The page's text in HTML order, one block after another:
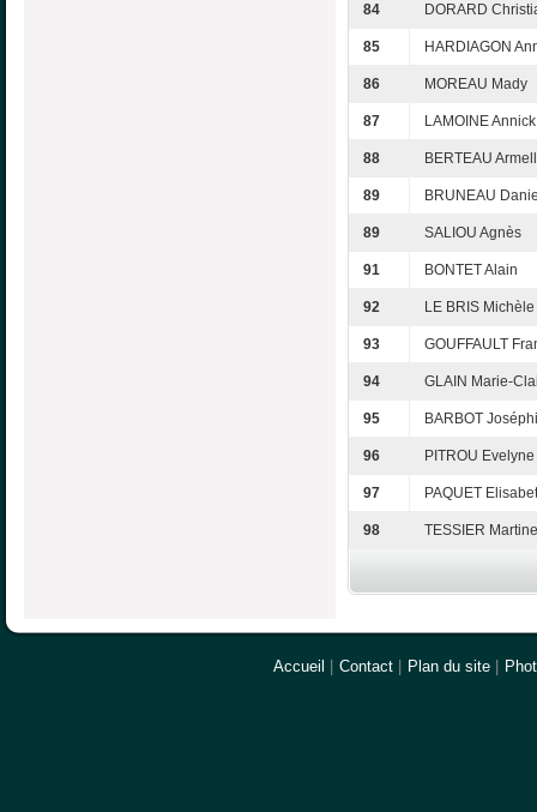
84 DORARD
85 HARDIAGON
86 MOREAU Mady
87 LAMOINE Annick
88 BERTEAU
89 BRUNEAU
89 SALIOU Agnès
91 BONTET Alain
92 LE BRIS Michèle
93 GOUFFAULT
94 GLAIN Marie-
95 BARBOT
96 PITROU Evelyne
97 PAQUET
98 TESSIER Martine
Accueil Contact Plan du site